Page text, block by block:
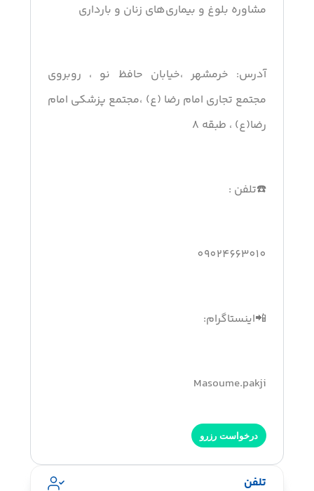
مشاوره بلوغ و بیماری‌های زنان و بارداری
آدرس: خرمشهر ،خیابان حافظ نو ، روبروی
مجتمع تجاری امام رضا (ع) ،مجتمع پزشکی امام
رضا(ع) ، طبقه 8
☎️تلفن :
09024663010
📲اینستاگرام:
Masoume.pakji
درخواست رزرو
تلفن